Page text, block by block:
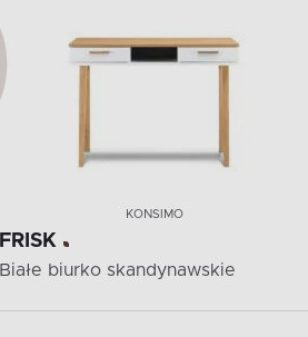
KONSIMO
FRISK
Białe biurko skandynawskie